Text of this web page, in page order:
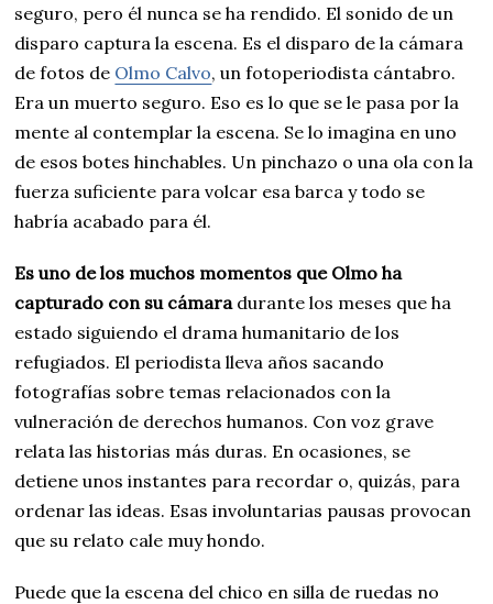
seguro, pero él nunca se ha rendido. El sonido de un
disparo captura la escena. Es el disparo de la cámara
de fotos de Olmo Calvo, un fotoperiodista cántabro.
Era un muerto seguro. Eso es lo que se le pasa por la
mente al contemplar la escena. Se lo imagina en uno
de esos botes hinchables. Un pinchazo o una ola con la
fuerza suficiente para volcar esa barca y todo se
habría acabado para él.
Es uno de los muchos momentos que Olmo ha
capturado con su cámaradurante los meses que ha
estado siguiendo el drama humanitario de los
refugiados. El periodista lleva años sacando
fotografías sobre temas relacionados con la
vulneración de derechos humanos. Con voz grave
relata las historias más duras. En ocasiones, se
detiene unos instantes para recordar o, quizás, para
ordenar las ideas. Esas involuntarias pausas provocan
que su relato cale muy hondo.
Puede que la escena del chico en silla de ruedas no